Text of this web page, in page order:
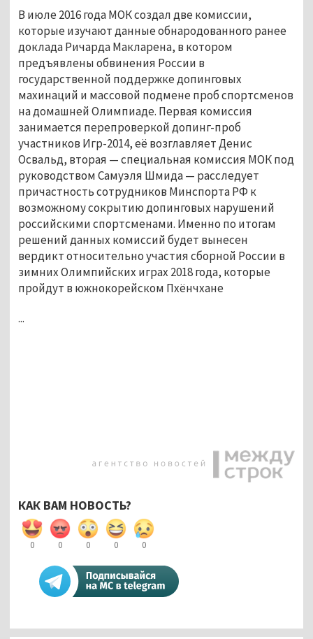
В июле 2016 года МОК создал две комиссии,
которые изучают данные обнародованного ранее
доклада Ричарда Макларена, в котором
предъявлены обвинения России в
государственной поддержке допинговых
махинаций и массовой подмене проб спортсменов
на домашней Олимпиаде. Первая комиссия
занимается перепроверкой допинг-проб
участников Игр-2014, её возглавляет Денис
Освальд, вторая — специальная комиссия МОК под
руководством Самуэля Шмида — расследует
причастность сотрудников Минспорта РФ к
возможному сокрытию допинговых нарушений
российскими спортсменами. Именно по итогам
решений данных комиссий будет вынесен
вердикт относительно участия сборной России в
зимних Олимпийских играх 2018 года, которые
пройдут в южнокорейском Пхёнчхане
...
КАК ВАМ НОВОСТЬ?
0 0 0 0 0